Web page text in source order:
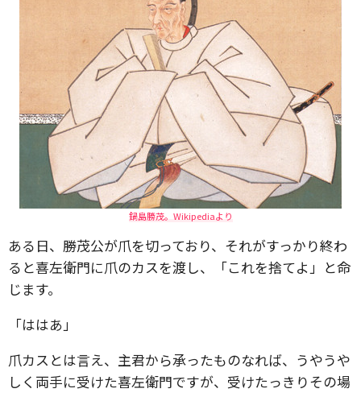
鍋島勝茂。Wikipediaより
ある日、勝茂公が爪を切っており、それがすっかり終わ
ると喜左衛門に爪のカスを渡し、「これを捨てよ」と命
じます。
「ははあ」
爪カスとは言え、主君から承ったものなれば、うやうや
しく両手に受けた喜左衛門ですが、受けたっきりその場